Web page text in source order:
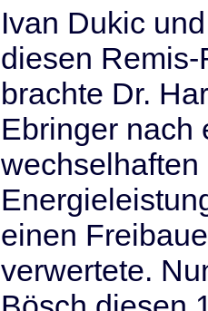
Ivan Dukic
diesen
brachte Dr.
Ebringer nach
einen
verwertete.